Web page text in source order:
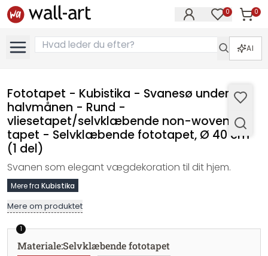
0 0
Varer
AI
Fototapet - Kubistika - Svanesø under
halvmånen - Rund -
vliesetapet/selvklæbende non-woven
tapet - Selvklæbende fototapet, Ø 40 cm
(1 del)
Svanen som elegant vægdekoration til dit hjem.
Mere fra Kubistika
Mere om produktet
1
Materiale:Selvklæbende fototapet